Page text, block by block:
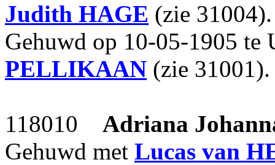
Judith HAGE (zie 31004).
Gehuwd op 10-05-1905 te
PELLIKAAN (zie 31001).
118010 Adriana
Gehuwd met Lucas van